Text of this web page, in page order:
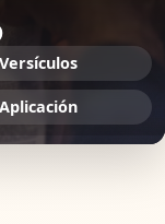
Versículos
Aplicación